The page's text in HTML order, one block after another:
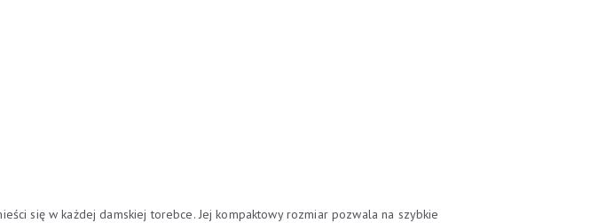
się w każdej damskiej torebce. Jej kompaktowy rozmiar pozwala na szybkie